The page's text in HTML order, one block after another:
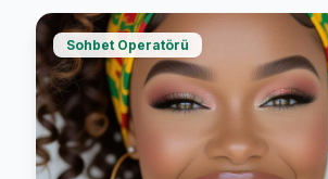
Sohbet Operatörü